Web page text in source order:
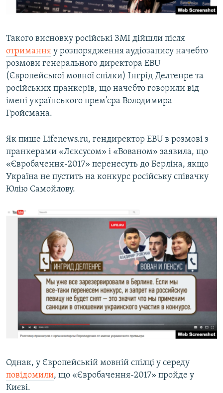
Такого висновку російські ЗМІ дійшли після
отримання у розпорядження аудіозапису начебто
розмови генерального директора EBU
(Європейської мовної спілки) Інгрід Делтенре та
російських пранкерів, що начебто говорили від
імені українського прем’єра Володимира
Гройсмана.
Як пише Lifenews.ru, гендиректор EBU в розмові з
пранкерами «Лєксусом» і «Вованом» заявила, що
«Євробачення-2017» перенесуть до Берліна, якщо
Україна не пустить на конкурс російську співачку
Юлію Самойлову.
Однак, у Європейській мовній спілці у середу
повідомили, що «Євробачення-2017» пройде у
Києві.